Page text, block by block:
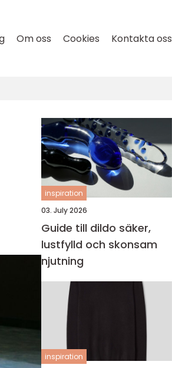
Om oss Cookies Kontakta oss
inspiration
03. July 2026
Guide till dildo säker,
lustfylld och skonsam
njutning
inspiration